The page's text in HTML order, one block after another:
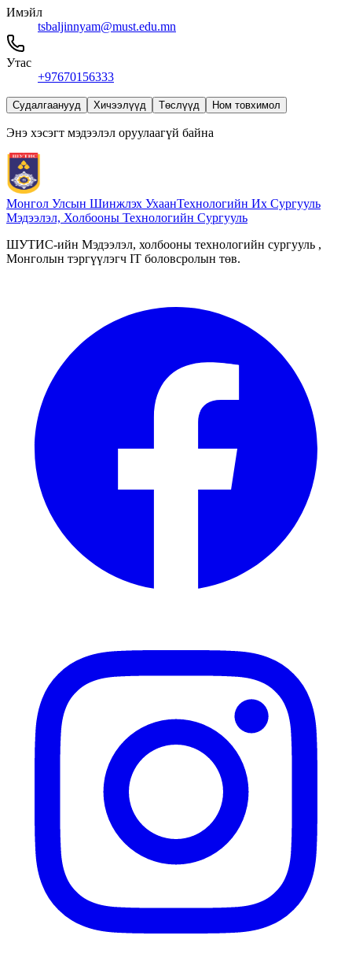
Имэйл
tsbaljinnyam@must.edu.mn
Утас
+97670156333
Судалгаанууд Хичээлүүд Төслүүд Ном товхимол
Энэ хэсэгт мэдээлэл оруулаагүй байна
Монгол Улсын Шинжлэх УхаанТехнологийн Их Сургууль
Мэдээлэл, Холбооны Технологийн Сургууль
ШУТИС-ийн Мэдээлэл, холбооны технологийн сургууль ,
Монголын тэргүүлэгч IT боловсролын төв.